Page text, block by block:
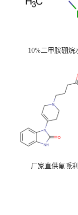
10%二甲胺硼烷
厂家直供氟哌利